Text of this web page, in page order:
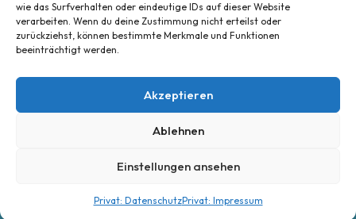
wie das Surfverhalten oder eindeutige IDs auf dieser Website
verarbeiten. Wenn du deine Zustimmung nicht erteilst oder
zurückziehst, können bestimmte Merkmale und Funktionen
beeinträchtigt werden.
Akzeptieren
Ablehnen
Einstellungen ansehen
Privat: DatenschutzPrivat: Impressum
Datenschutz
Cookie-Richtlinie (EU)
Liefer- und Versandbedingungen
Deutsch
This site is registered on wpml.org as a development site.